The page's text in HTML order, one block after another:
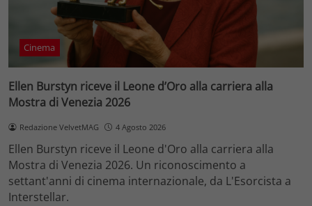
Cinema
Ellen Burstyn riceve il Leone d’Oro alla carriera alla
Mostra di Venezia 2026
Redazione VelvetMAG 4 Agosto 2026
Ellen Burstyn riceve il Leone d'Oro alla carriera alla
Mostra di Venezia 2026. Un riconoscimento a
settant'anni di cinema internazionale, da L'Esorcista a
Interstellar.